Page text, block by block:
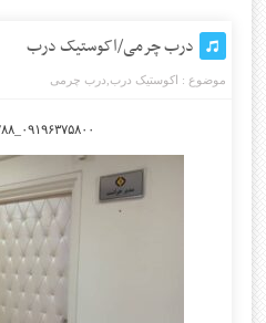
درب چرمی/اکوستیک درب
موضوع : اکوستیک درب درب چرمی
۰۹۱۹۶۳۷۵۸۰۰_۰۹۳۰۷۸۰۱۷۸۸